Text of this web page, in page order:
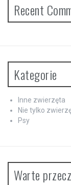
Recent
Kategorie
Inne zwierzęta
Nie tylko
Psy
Warte